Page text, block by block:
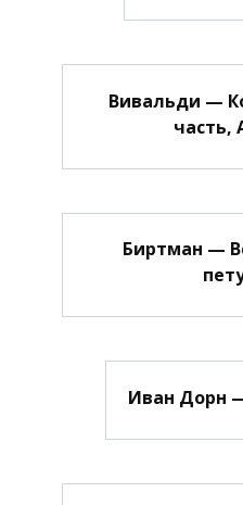
Вивальди —
часть,
Биртман —
Иван Дорн